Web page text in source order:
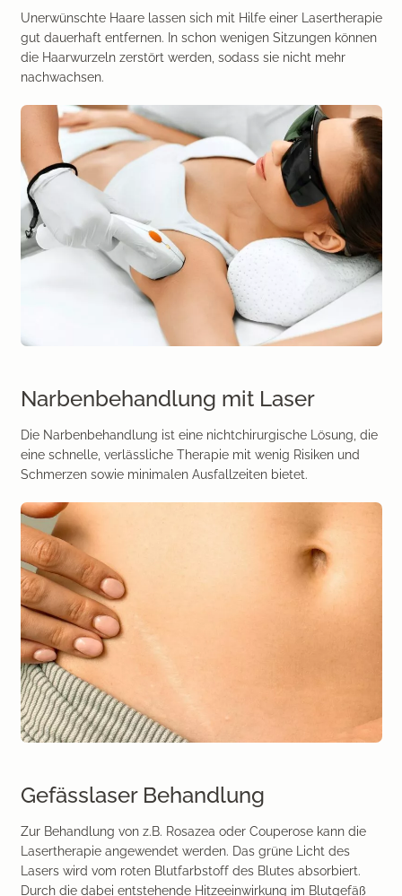
Unerwünschte Haare lassen sich mit Hilfe einer Lasertherapie
gut dauerhaft entfernen. In schon wenigen Sitzungen können
die Haarwurzeln zerstört werden, sodass sie nicht mehr
nachwachsen.
Narbenbehandlung mit Laser
Die Narbenbehandlung ist eine nichtchirurgische Lösung, die
eine schnelle, verlässliche Therapie mit wenig Risiken und
Schmerzen sowie minimalen Ausfallzeiten bietet.
Gefässlaser Behandlung
Zur Behandlung von z.B. Rosazea oder Couperose kann die
Lasertherapie angewendet werden. Das grüne Licht des
Lasers wird vom roten Blutfarbstoff des Blutes absorbiert.
Durch die dabei entstehende Hitzeeinwirkung im Blutgefäß